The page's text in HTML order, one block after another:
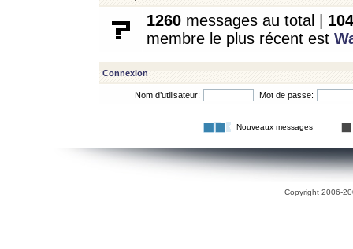
1260 messages au total | 104
membre le plus récent est
Connexion
Nom d’utilisateur: Mot de passe:
Nouveaux messages
Copyright 2006-